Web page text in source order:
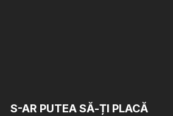
S-AR PUTEA SĂ-ȚI PLACĂ